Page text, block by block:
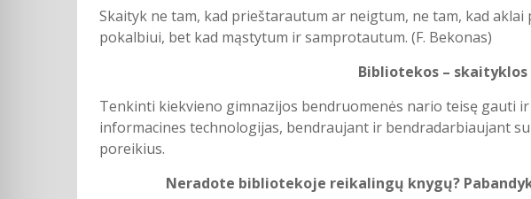
Skaityk ne tam, kad prieštarautum ar neigtum, ne tam, kad
pokalbiui, bet kad mąstytum ir samprotautum. (F. Bekonas)
Bibliotekos –
Tenkinti kiekvieno gimnazijos bendruomenės nario teisę gauti
informacines technologijas, bendraujant ir bendradarbiaujant
poreikius.
Neradote bibliotekoje reikalingų knygų?